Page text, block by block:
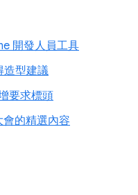
開發人員工具
造型建議
要求標頭
的精選內容